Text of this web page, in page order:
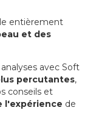
entièrement
et des
avec Soft
percutantes,
conseils et
l'expérience de